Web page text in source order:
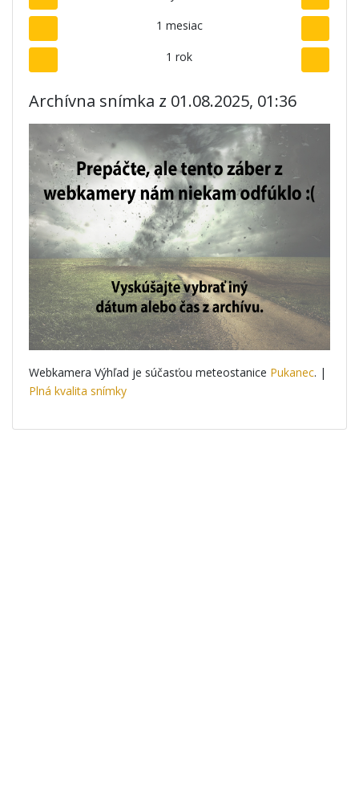
1 mesiac
1 rok
Archívna snímka z 01.08.2025, 01:36
Webkamera Výhľad je súčasťou meteostanice Pukanec. |
Plná kvalita snímky